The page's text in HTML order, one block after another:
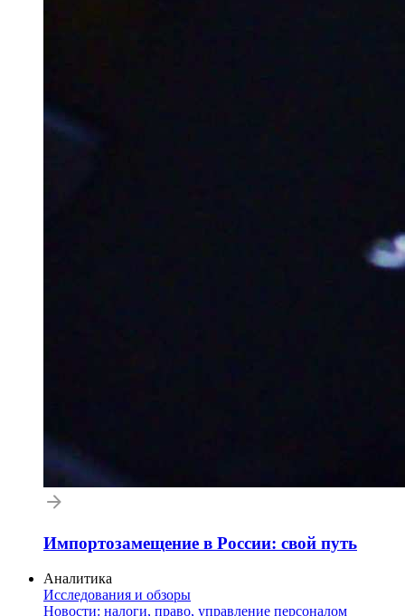
Импортозамещение в России: свой путь
Аналитика
Исследования и обзоры
Новости: налоги, право, управление персоналом